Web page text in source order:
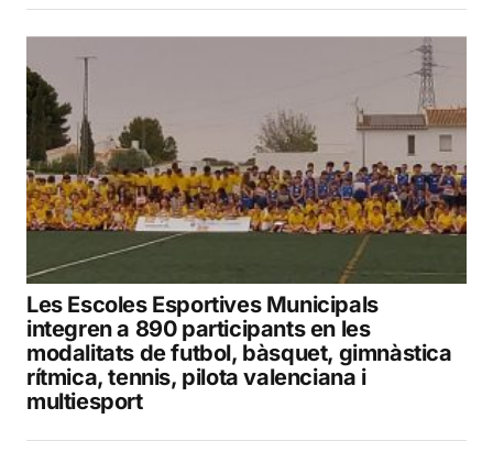
Les Escoles Esportives Municipals
integren a 890 participants en les
modalitats de futbol, bàsquet, gimnàstica
rítmica, tennis, pilota valenciana i
multiesport